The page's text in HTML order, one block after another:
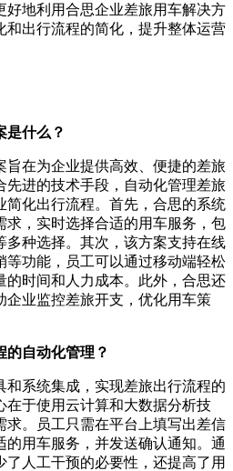
好地利用合思企业差旅用车解决方
和出行流程的简化，提升整体运营
是什么？
旨在为企业提供高效、便捷的差旅
先进的技术手段，自动化管理差旅
简化出行流程。首先，合思的系统
求，实时选择合适的用车服务，包
多种选择。其次，该方案支持在线
等功能，员工可以通过移动端轻松
的时间和人力成本。此外，合思还
企业监控差旅开支，优化用车策
的自动化管理？
和系统集成，实现差旅出行流程的
在于使用云计算和大数据分析技
求。员工只需在平台上填写出差信
的用车服务，并发送确认通知。通
人工干预的必要性，还提高了用